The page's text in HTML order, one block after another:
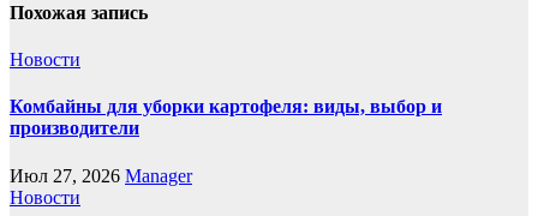
Похожая запись
Новости
Комбайны для уборки картофеля: виды, выбор и
производители
Июл 27, 2026 Manager
Новости